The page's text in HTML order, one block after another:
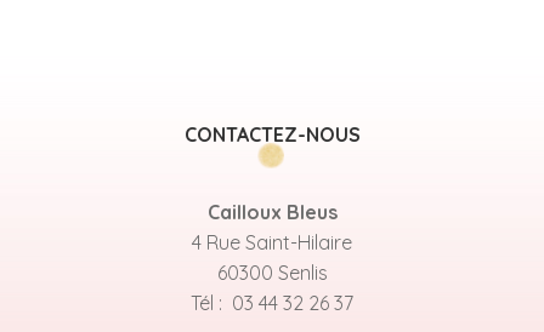
CONTACTEZ-NOUS
Cailloux Bleus
4 Rue Saint-Hilaire
60300 Senlis
Tél : 03 44 32 26 37